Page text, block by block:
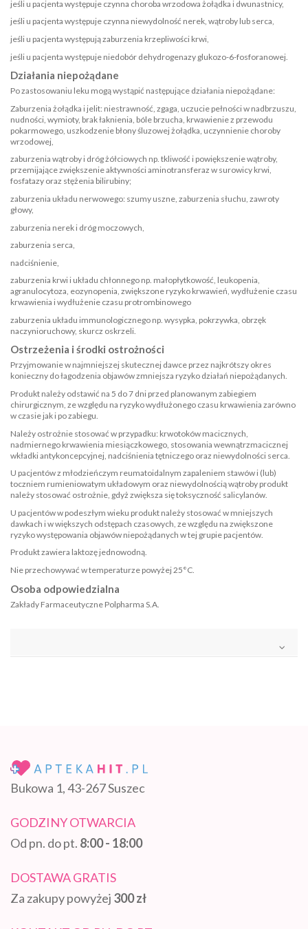
jeśli u pacjenta występuje czynna choroba wrzodowa żołądka i dwunastnicy,
jeśli u pacjenta występuje czynna niewydolność nerek, wątroby lub serca,
jeśli u pacjenta występują zaburzenia krzepliwości krwi,
jeśli u pacjenta występuje niedobór dehydrogenazy glukozo-6-fosforanowej.
Działania niepożądane
Po zastosowaniu leku mogą wystąpić następujące działania niepożądane:
Zaburzenia żołądka i jelit: niestrawność, zgaga, uczucie pełności w nadbrzuszu,
nudności, wymioty, brak łaknienia, bóle brzucha, krwawienie z przewodu
pokarmowego, uszkodzenie błony śluzowej żołądka, uczynnienie choroby
wrzodowej,
zaburzenia wątroby i dróg żółciowych np. tkliwość i powiększenie wątroby,
przemijające zwiększenie aktywności aminotransferaz w surowicy krwi,
fosfatazy oraz stężenia bilirubiny;
zaburzenia układu nerwowego: szumy uszne, zaburzenia słuchu, zawroty
głowy,
zaburzenia nerek i dróg moczowych,
zaburzenia serca,
nadciśnienie,
zaburzenia krwi i układu chłonnego np. małopłytkowość, leukopenia,
agranulocytoza, eozynopenia, zwiększone ryzyko krwawień, wydłużenie czasu
krwawienia i wydłużenie czasu protrombinowego
zaburzenia układu immunologicznego np. wysypka, pokrzywka, obrzęk
naczynioruchowy, skurcz oskrzeli.
Ostrzeżenia i środki ostrożności
Przyjmowanie w najmniejszej skutecznej dawce przez najkrótszy okres
konieczny do łagodzenia objawów zmniejsza ryzyko działań niepożądanych.
Produkt należy odstawić na 5 do 7 dni przed planowanym zabiegiem
chirurgicznym, ze względu na ryzyko wydłużonego czasu krwawienia zarówno
w czasie jak i po zabiegu.
Należy ostrożnie stosować w przypadku: krwotoków macicznych,
nadmiernego krwawienia miesiączkowego, stosowania wewnątrzmacicznej
wkładki antykoncepcyjnej, nadciśnienia tętniczego oraz niewydolności serca.
U pacjentów z młodzieńczym reumatoidalnym zapaleniem stawów i (lub)
toczniem rumieniowatym układowym oraz niewydolnością wątroby produkt
należy stosować ostrożnie, gdyż zwiększa się toksyczność salicylanów.
U pacjentów w podeszłym wieku produkt należy stosować w mniejszych
dawkach i w większych odstępach czasowych, ze względu na zwiększone
ryzyko występowania objawów niepożądanych w tej grupie pacjentów.
Produkt zawiera laktozę jednowodną.
Nie przechowywać w temperaturze powyżej 25°C.
Osoba odpowiedzialna
Zakłady Farmaceutyczne Polpharma S.A.
Bukowa 1, 43-267 Suszec
GODZINY OTWARCIA
Od pn. do pt. 8:00 - 18:00
DOSTAWA GRATIS
Za zakupy powyżej 300 zł